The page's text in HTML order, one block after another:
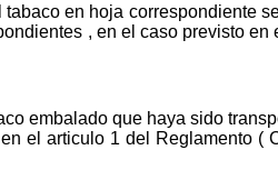
en hoja correspondiente
, en el caso previsto en
embalado que haya sido
el articulo 1 del Reglamento (